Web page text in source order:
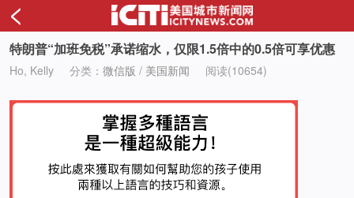
<
特朗普“加班免税”承诺缩水，仅限1.5倍中的0.5倍可享优惠
Ho, Kelly 分类： 微信版 / 美国新闻 阅读(10654)